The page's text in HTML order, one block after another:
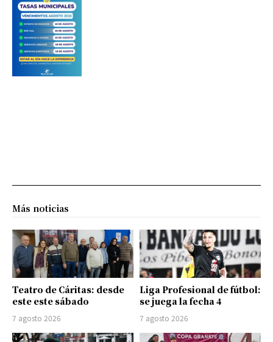
Más noticias
Teatro de Cáritas: desde
este este sábado
7 agosto 2026
Liga Profesional de fútbol:
se juega la fecha 4
7 agosto 2026